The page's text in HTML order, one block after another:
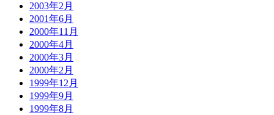
2003年2月
2001年6月
2000年11月
2000年4月
2000年3月
2000年2月
1999年12月
1999年9月
1999年8月